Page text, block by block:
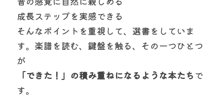
成長ステップを実感できる
そんなポイントを重視して、選書をしていま
す。楽譜を読む、鍵盤を触る、その一つひとつ
が
「できた！」の積み重ねになるような本たちで
す。